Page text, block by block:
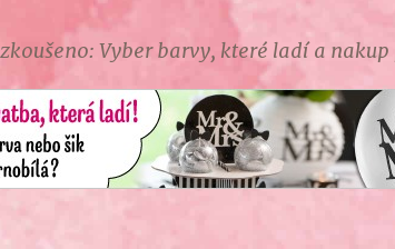
Vyber barvy, které ladí a